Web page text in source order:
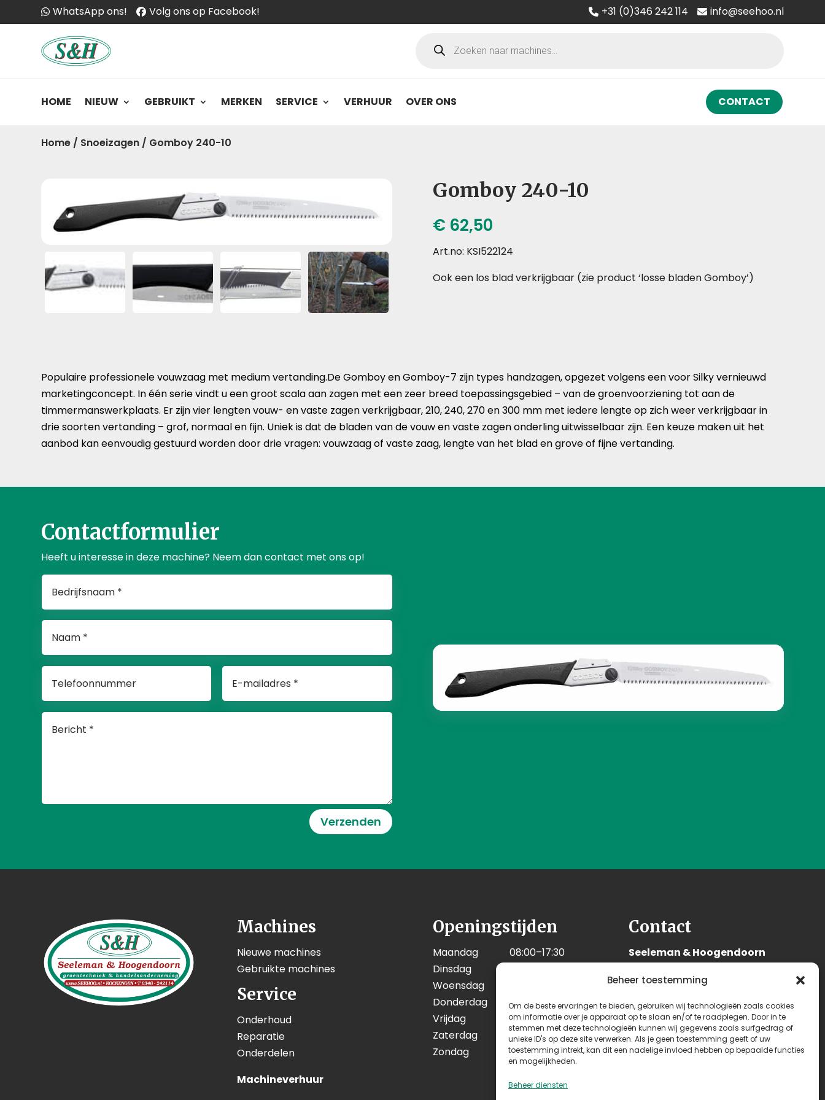
Beheer toestemming
Om de beste ervaringen te bieden, gebruiken wij technologieën zoals cookies
om informatie over je apparaat op te slaan en/of te raadplegen. Door in te
stemmen met deze technologieën kunnen wij gegevens zoals surfgedrag of
unieke ID's op deze site verwerken. Als je geen toestemming geeft of uw
toestemming intrekt, kan dit een nadelige invloed hebben op bepaalde functies
en mogelijkheden.
Beheer diensten
WhatsApp ons! Volg ons op Facebook! +31 (0)346 242 114
info@seehoo.nl
zoeken
HOME NIEUW GEBRUIKT MERKEN SERVICE VERHUUR OVER ONS CONTACT
Home / Snoeizagen / Gomboy 240-10
Gomboy 240-10
€ 62,50
Art.no: KSI522124
Ook een los blad verkrijgbaar (zie product ‘losse bladen Gomboy’)
Populaire professionele vouwzaag met medium vertanding.De Gomboy en Gomboy-7 zijn types handzagen, opgezet volgens een voor Silky vernieuwd
marketingconcept. In één serie vindt u een groot scala aan zagen met een zeer breed toepassingsgebied – van de groenvoorziening tot aan de
timmermanswerkplaats. Er zijn vier lengten vouw- en vaste zagen verkrijgbaar, 210, 240, 270 en 300 mm met iedere lengte op zich weer verkrijgbaar in
drie soorten vertanding – grof, normaal en fijn. Uniek is dat de bladen van de vouw en vaste zagen onderling uitwisselbaar zijn. Een keuze maken uit het
aanbod kan eenvoudig gestuurd worden door drie vragen: vouwzaag of vaste zaag, lengte van het blad en grove of fijne vertanding.
Contactformulier
Heeft u interesse in deze machine? Neem dan contact met ons op!
Verzenden
Machines
Nieuwe machines
Gebruikte machines
Service
Onderhoud
Reparatie
Onderdelen
Machineverhuur
Openingstijden
Maandag
08:00–17:30
Dinsdag
Woensdag
Donderdag
08:00–17:30
Vrijdag
08:00–17:30
Zaterdag
08:00–12:00
Zondag
Gesloten
Contact
Seeleman & Hoogendoorn
3628 GD Kockengen
Nederland
+31 (0)346 242 114
info@seehoo.nl